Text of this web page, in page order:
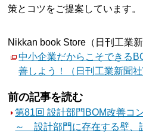
策とコツをご提案しています。
Nikkan book Store（日刊工業新
中小企業だからこそできる
善しよう！（日刊工業新聞社
前の記事を読む
第81回 設計部門BOM改善コ
～ 設計部門に存在する壁